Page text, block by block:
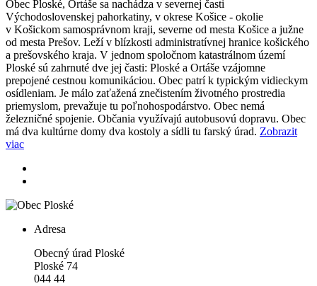
Obec Ploské, Ortáše sa nachádza v severnej časti
Východoslovenskej pahorkatiny, v okrese Košice - okolie
v Košickom samosprávnom kraji, severne od mesta Košice a južne
od mesta Prešov. Leží v blízkosti administratívnej hranice košického
a prešovského kraja. V jednom spoločnom katastrálnom území
Ploské sú zahrnuté dve jej časti: Ploské a Ortáše vzájomne
prepojené cestnou komunikáciou. Obec patrí k typickým vidieckym
osídleniam. Je málo zaťažená znečistením životného prostredia
priemyslom, prevažuje tu poľnohospodárstvo. Obec nemá
železničné spojenie. Občania využívajú autobusovú dopravu. Obec
má dva kultúrne domy dva kostoly a sídli tu farský úrad. Zobrazit
viac
Adresa
Obecný úrad Ploské
Ploské 74
044 44